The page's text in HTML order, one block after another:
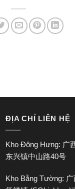
ĐỊA CHỈ LIÊN HỆ
Kho Đông Hưng: 广
东兴镇中山路40号
Kho Bằng Tường: